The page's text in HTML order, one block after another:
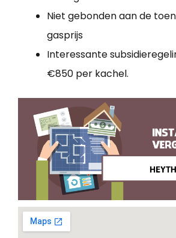
Niet gebonden aan de
gasprijs
Interessante
€850 per kachel.